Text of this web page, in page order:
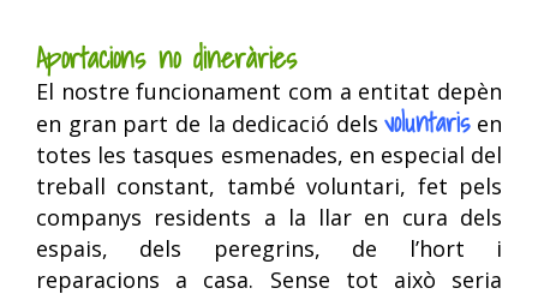
Aportacions no dineràries
El nostre funcionament com a entitat depèn
en gran part de la dedicació delsvoluntarisen
totes les tasques esmenades, en especial del
treball constant, també voluntari, fet pels
companys residents a la llar en cura dels
espais, dels peregrins, de l’hort i
reparacions a casa. Sense tot això seria